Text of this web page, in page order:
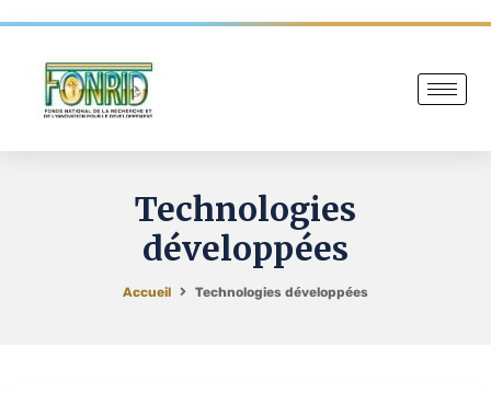
Technologies
développées
Accueil Technologies développées